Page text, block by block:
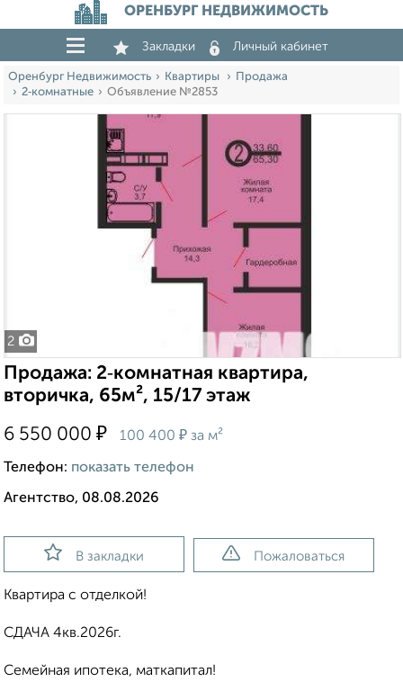
ОРЕНБУРГ НЕДВИЖИМОСТЬ
Закладки Личный кабинет
Оренбург Недвижимость Квартиры
Продажа
2‑комнатные
Объявление №2853
2
Продажа: 2‑комнатная квартира,
вторичка, 65м², 15/17 этаж
6 550 000 ₽ 100 400 ₽ за м²
Телефон: показать телефон
Агентство, 08.08.2026
В закладки Пожаловаться
Квартира с отделкой!
СДАЧА 4кв.2026г.
Семейная ипотека, маткапитал!